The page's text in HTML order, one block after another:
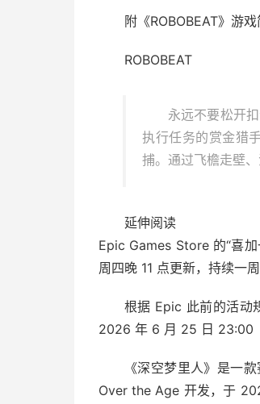
附《ROBOBEAT》游戏
ROBOBEAT
永远不要松开
执行任务的赏金猎
捕。通过飞檐走壁
延伸阅读
Epic Games Store 的“喜
周四晚 11 点更新，持续一周
根据 Epic 此前的活动
2026 年 6 月 25 日 23:00
《深空梦里人》是一
Over the Age 开发，于